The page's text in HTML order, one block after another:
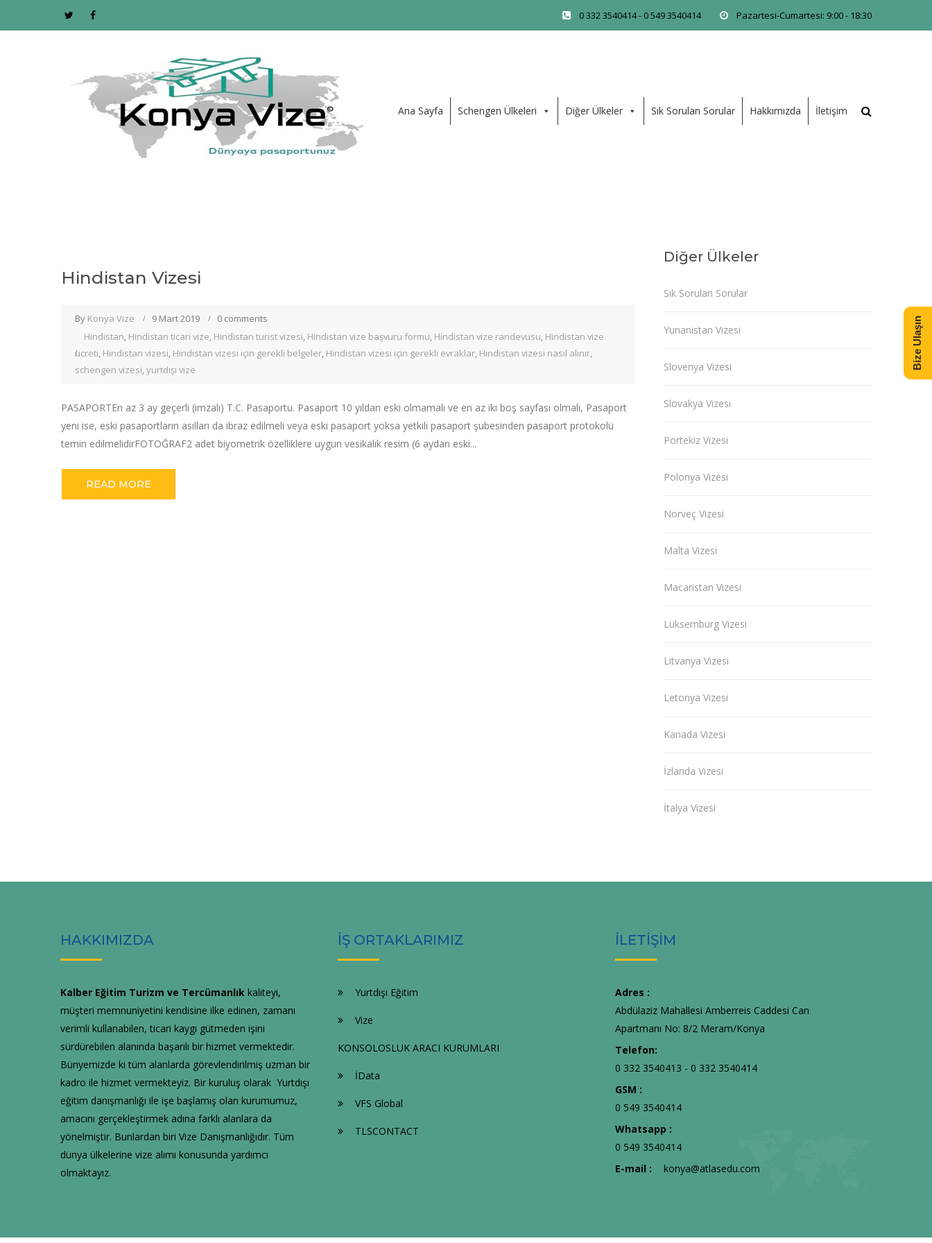
0 332 3540414 - 0 549 3540414 Pazartesi-Cumartesi: 9:00 - 18:30
Ana Sayfa Schengen Ülkeleri Diğer Ülkeler Sık Sorulan Sorular Hakkımızda İletişim
Hindistan Vizesi
By Konya Vize 9 Mart 2019
0 comments
Hindistan, Hindistan ticari vize, Hindistan turist vizesi, Hindistan vize başvuru formu, Hindistan vize randevusu, Hindistan vize
ücreti, Hindistan vizesi, Hindistan vizesi için gerekli belgeler, Hindistan vizesi için gerekli evraklar, Hindistan vizesi nasıl alınır,
schengen vizesi,yurtdışı vize
PASAPORTEn az 3 ay geçerli (imzalı) T.C. Pasaportu. Pasaport 10 yıldan eski olmamalı ve en az iki boş sayfası olmalı, Pasaport
yeni ise, eski pasaportların asılları da ibraz edilmeli veya eski pasaport yoksa yetkili pasaport şubesinden pasaport protokolü
temin edilmelidirFOTOĞRAF2 adet biyometrik özelliklere uygun vesikalık resim (6 aydan eski...
READ MORE
Diğer Ülkeler
Sık Sorulan Sorular
Yunanistan Vizesi
Slovenya Vizesi
Slovakya Vizesi
Portekiz Vizesi
Polonya Vizesi
Norveç Vizesi
Malta Vizesi
Macaristan Vizesi
Lüksemburg Vizesi
Litvanya Vizesi
Letonya Vizesi
Kanada Vizesi
İzlanda Vizesi
İtalya Vizesi
HAKKIMIZDA
Kalber Eğitim Turizm ve Tercümanlık kaliteyi,
müşteri memnuniyetini kendisine ilke edinen, zamanı
verimli kullanabilen, ticari kaygı gütmeden işini
sürdürebilen alanında başarılı bir hizmet vermektedir.
Bünyemizde ki tüm alanlarda görevlendirilmiş uzman bir
kadro ile hizmet vermekteyiz. Bir kuruluş olarak Yurtdışı
eğitim danışmanlığı ile işe başlamış olan kurumumuz,
amacını gerçekleştirmek adına farklı alanlara da
yönelmiştir. Bunlardan biri Vize Danışmanlığıdır. Tüm
dünya ülkelerine vize alımı konusunda yardımcı
olmaktayız.
İŞ ORTAKLARIMIZ
Yurtdışı Eğitim
Vize
KONSOLOSLUK ARACI KURUMLARI
İData
VFS Global
TLSCONTACT
İLETİŞİM
Adres :
Abdülaziz Mahallesi Amberreis Caddesi Can
Apartmanı No: 8/2 Meram/Konya
Telefon:
0 332 3540413 - 0 332 3540414
GSM :
0 549 3540414
Whatsapp :
0 549 3540414
E-mail :
konya@atlasedu.com
Bize Ulaşın